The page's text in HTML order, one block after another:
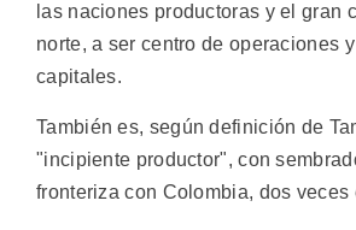
las naciones productoras y el gran
norte, a ser centro de operaciones
capitales.
También es, según definición de
"incipiente productor", con
fronteriza con Colombia, dos veces